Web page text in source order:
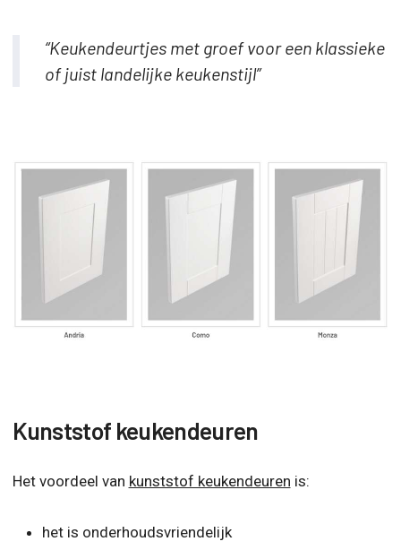
“Keukendeurtjes met groef voor een klassieke
of juist landelijke keukenstijl”
Kunststof keukendeuren
Het voordeel van kunststof keukendeuren is:
het is onderhoudsvriendelijk